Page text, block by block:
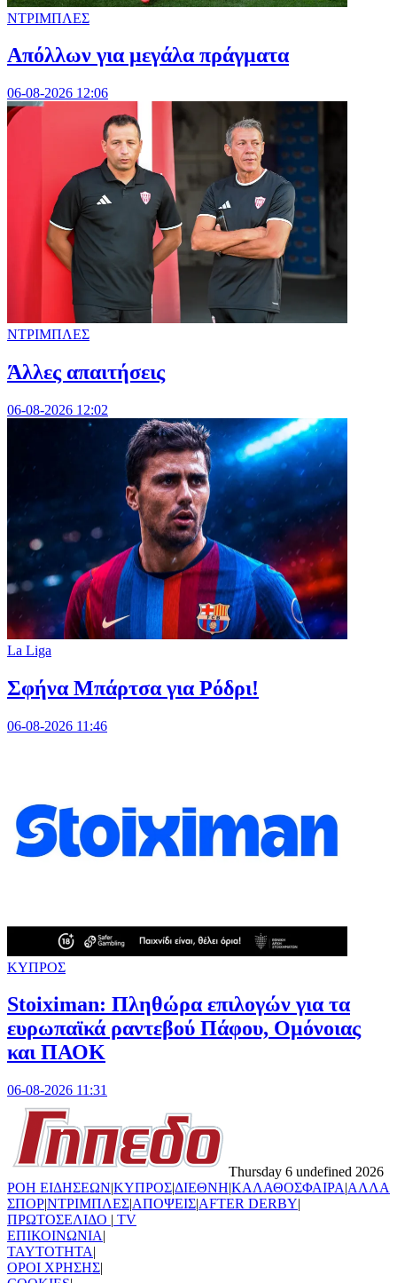
ΝΤΡΙΜΠΛΕΣ
Απόλλων για μεγάλα πράγματα
06-08-2026 12:06
ΝΤΡΙΜΠΛΕΣ
Άλλες απαιτήσεις
06-08-2026 12:02
La Liga
Σφήνα Μπάρτσα για Ρόδρι!
06-08-2026 11:46
ΚΥΠΡΟΣ
Stoiximan: Πληθώρα επιλογών για τα
ευρωπαϊκά ραντεβού Πάφου, Ομόνοιας
και ΠΑΟΚ
06-08-2026 11:31
Thursday 6 undefined 2026
ΡΟΗ ΕΙΔΗΣΕΩΝ|ΚΥΠΡΟΣ|ΔΙΕΘΝΗ|ΚΑΛΑΘΟΣΦΑΙΡΑ|ΑΛΛΑ
ΣΠΟΡ|ΝΤΡΙΜΠΛΕΣ|ΑΠΟΨΕΙΣ|AFTER DERBY|
ΠΡΩΤΟΣΕΛΙΔΟ | TV
ΕΠΙΚΟΙΝΩΝΙΑ|
TAYTOTHTA|
ΟΡΟΙ ΧΡΗΣΗΣ|